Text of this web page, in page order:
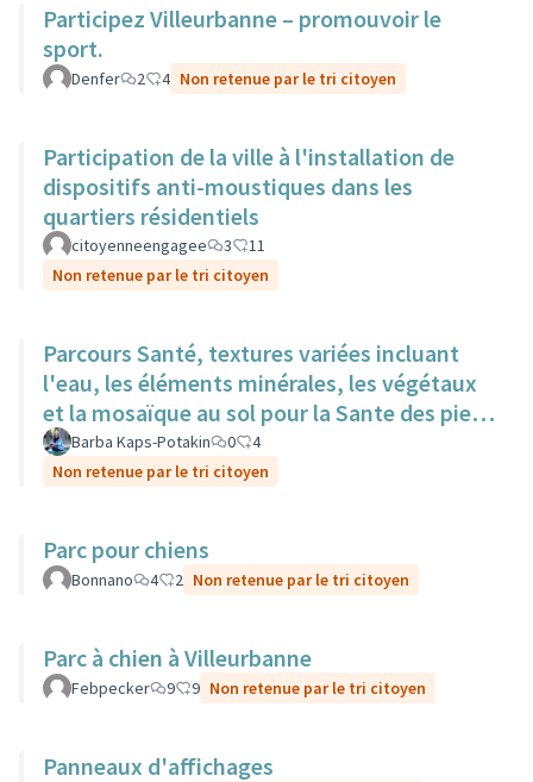
Participez Villeurbanne – promouvoir le
sport.
Denfer 2 4 Non retenue par le tri citoyen
Participation de la ville à l'installation de
dispositifs anti-moustiques dans les
quartiers résidentiels
citoyenneengagee 3
11
Non retenue par le tri citoyen
Parcours Santé, textures variées incluant
l'eau, les éléments minérales, les végétaux
et la mosaïque au sol pour la Sante des pieds
nus.Barba Kaps-Potakin 0
4
Non retenue par le tri citoyen
Parc pour chiens
Bonnano 4 2 Non retenue par le tri citoyen
Parc à chien à Villeurbanne
Febpecker 9 9 Non retenue par le tri citoyen
Panneaux d'affichages